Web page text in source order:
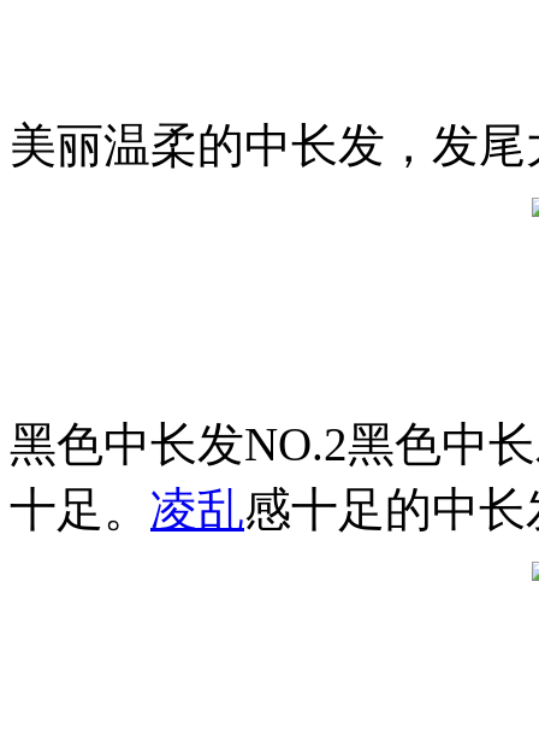
美丽温柔的中长发，发
黑色中长发NO.2黑色中
十足。 凌乱感十足的中长